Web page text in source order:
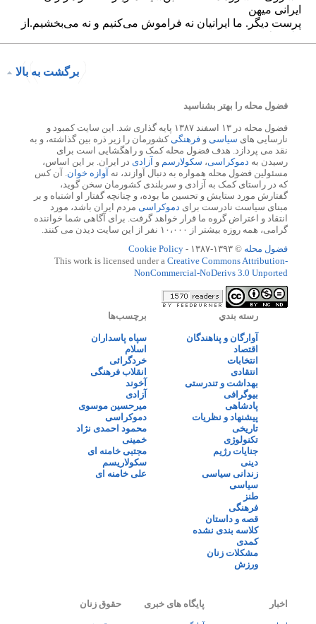
برگشت به بالا
فضول محله را بهتر بشناسید
فضول محله در ۱۳ اسفند ۱۳۸۷ پایه گذاری شد. این سایت کمبود و
نارسایی های سیاسی و فرهنگیکشورمان را زیر ذره بین گذاشته، و به
نقد می پردازد. هدف فضول محله کمک و راهگشایی است برای
رسیدن به دموکراسی، سکولارسم و آزادی در ایران. بر این اساس،
مسئولین فضول محله همواره به دنبال آوازند، نه آوازه خوان. آن کس
که در راستای کمک به آزادی و سربلندی کشورمان سخن گوید،
گفتارش مورد ستایش و تحسین ما بوده، و چنانچه گفتار او اشتباه و بر
مبنای سیاست نادرست برای دموکراسی مردم ایران باشد، مورد
انتقاد و اعتراض گروه ما قرار خواهد گرفت. برای آگاهی شما خواننده
گرامی، همه روزه بیشتر از ۱۰،۰۰۰ نفر از این سایت دیدن می کنند.
فضول محله © ۱۳۹۳-۱۳۸۷ -
Cookie Policy
This work is licensed under a Creative Commons Attribution-
NonCommercial-NoDerivs 3.0 Unported
رسته بندي
آوارگان و پناهندگان
اقتصاد
انتخابات
انتقادی
بهداشت و تندرستی
بیوگرافی
پادشاهی
پیشنهاد و نظریات
تاریخی
تکنولوژی
جنایات رژیم
دینی
زندانی سیاسی
سیاسی
طنز
فرهنگی
قصه و داستان
کلاسه بندی نشده
کمدی
مشکلات زنان
ورزش
برچسب‌ها
سپاه پاسداران
اسلام
خردگرائی
انقلاب فرهنگی
آخوند
آزادی
میرحسین موسوی
دموکراسی
محمود احمدی نژاد
خمینی
مجتبی خامنه ای
سکولاریسم
علی خامنه ای
اخبار پایگاه های خبری حقوق زنان